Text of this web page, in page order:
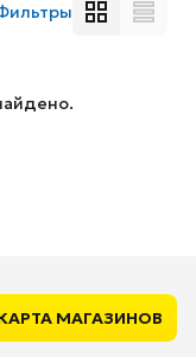
МАГАЗИНОВ